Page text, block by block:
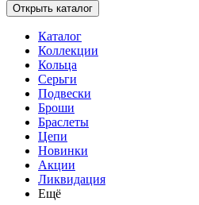
Открыть каталог
Каталог
Коллекции
Кольца
Серьги
Подвески
Броши
Браслеты
Цепи
Новинки
Акции
Ликвидация
Ещё